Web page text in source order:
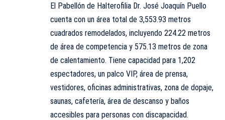
El Pabellón de Halterofilia Dr. José Joaquín Puello
cuenta con un área total de 3,553.93 metros
cuadrados remodelados, incluyendo 224.22 metros
de área de competencia y 575.13 metros de zona
de calentamiento. Tiene capacidad para 1,202
espectadores, un palco VIP, área de prensa,
vestidores, oficinas administrativas, zona de dopaje,
saunas, cafetería, área de descanso y baños
accesibles para personas con discapacidad.